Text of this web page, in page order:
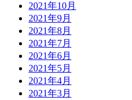
2021年10月
2021年9月
2021年8月
2021年7月
2021年6月
2021年5月
2021年4月
2021年3月